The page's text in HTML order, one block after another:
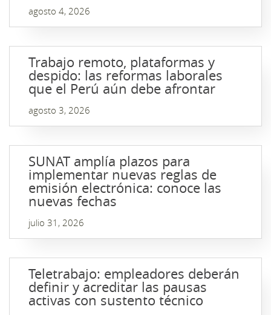
agosto 4, 2026
Trabajo remoto, plataformas y
despido: las reformas laborales
que el Perú aún debe afrontar
agosto 3, 2026
SUNAT amplía plazos para
implementar nuevas reglas de
emisión electrónica: conoce las
nuevas fechas
julio 31, 2026
Teletrabajo: empleadores deberán
definir y acreditar las pausas
activas con sustento técnico